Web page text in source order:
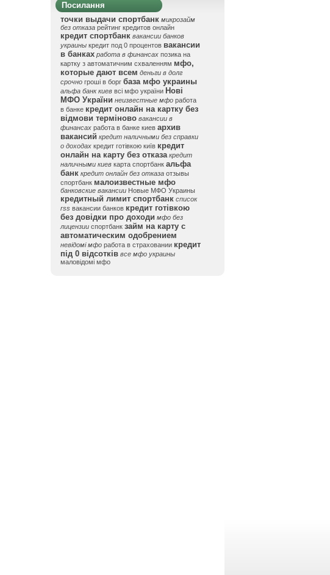
Посилання
точки выдачи спортбанк микрозайм
без отказа рейтинг кредитов онлайн
кредит спортбанк вакансии банков
украины кредит под 0 процентов вакансии
в банках работа в финансах позика на
картку з автоматичним схваленням мфо,
которые дают всем деньги в долг
срочно гроші в борг база мфо украины
альфа банк киев всі мфо україни Нові
МФО України неизвестные мфо работа
в банке кредит онлайн на картку без
відмови терміново вакансии в
финансах работа в банке киев архив
вакансий кредит наличными без справки
о доходах кредит готівкою київ кредит
онлайн на карту без отказа кредит
наличными киев карта спортбанк альфа
банк кредит онлайн без отказа отзывы
спортбанк малоизвестные мфо
банковские вакансии Новые МФО Украины
кредитный лимит спортбанк список
rss вакансии банков кредит готівкою
без довідки про доходи мфо без
лицензии спортбанк займ на карту с
автоматическим одобрением
невідомі мфо работа в страховании кредит
під 0 відсотків все мфо украины
маловідомі мфо